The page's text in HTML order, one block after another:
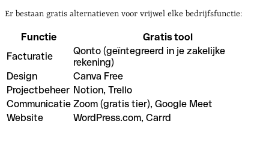
Er bestaan gratis alternatieven voor vrijwel elke bedrijfsfunctie:
Functie
Gratis tool
Facturatie
Qonto (geïntegreerd in je zakelijke
rekening)
Design
Canva Free
Projectbeheer Notion, Trello
Communicatie Zoom (gratis tier), Google Meet
Website
WordPress.com, Carrd